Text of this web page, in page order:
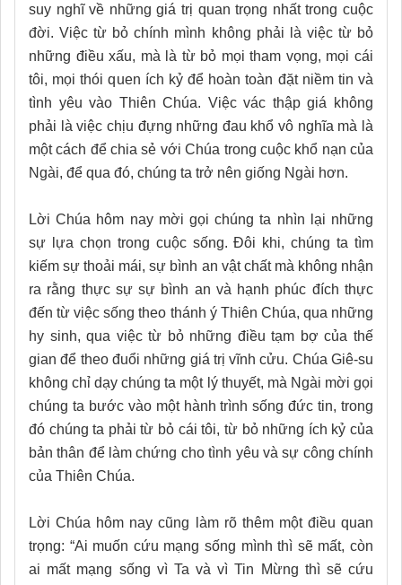
suy nghĩ về những giá trị quan trọng nhất trong cuộc
đời. Việc từ bỏ chính mình không phải là việc từ bỏ
những điều xấu, mà là từ bỏ mọi tham vọng, mọi cái
tôi, mọi thói quen ích kỷ để hoàn toàn đặt niềm tin và
tình yêu vào Thiên Chúa. Việc vác thập giá không
phải là việc chịu đựng những đau khổ vô nghĩa mà là
một cách để chia sẻ với Chúa trong cuộc khổ nạn của
Ngài, để qua đó, chúng ta trở nên giống Ngài hơn.
Lời Chúa hôm nay mời gọi chúng ta nhìn lại những
sự lựa chọn trong cuộc sống. Đôi khi, chúng ta tìm
kiếm sự thoải mái, sự bình an vật chất mà không nhận
ra rằng thực sự sự bình an và hạnh phúc đích thực
đến từ việc sống theo thánh ý Thiên Chúa, qua những
hy sinh, qua việc từ bỏ những điều tạm bợ của thế
gian để theo đuổi những giá trị vĩnh cửu. Chúa Giê-su
không chỉ dạy chúng ta một lý thuyết, mà Ngài mời gọi
chúng ta bước vào một hành trình sống đức tin, trong
đó chúng ta phải từ bỏ cái tôi, từ bỏ những ích kỷ của
bản thân để làm chứng cho tình yêu và sự công chính
của Thiên Chúa.
Lời Chúa hôm nay cũng làm rõ thêm một điều quan
trọng: “Ai muốn cứu mạng sống mình thì sẽ mất, còn
ai mất mạng sống vì Ta và vì Tin Mừng thì sẽ cứu